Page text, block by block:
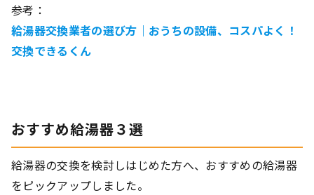
参考：
給湯器交換業者の選び方｜おうちの設備、コスパよく！
交換できるくん
おすすめ給湯器３選
給湯器の交換を検討しはじめた方へ、おすすめの給湯器
をピックアップしました。